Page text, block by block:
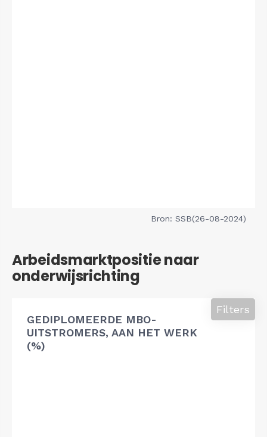
Bron: SSB(26-08-2024)
Arbeidsmarktpositie naar
onderwijsrichting
GEDIPLOMEERDE MBO-
UITSTROMERS, AAN HET WERK
(%)
Filters